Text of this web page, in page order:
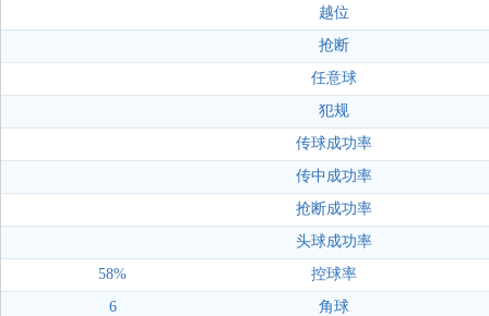
越位
抢断
任意球
犯规
传球成功率
传中成功率
抢断成功率
头球成功率
58%
控球率
6
角球